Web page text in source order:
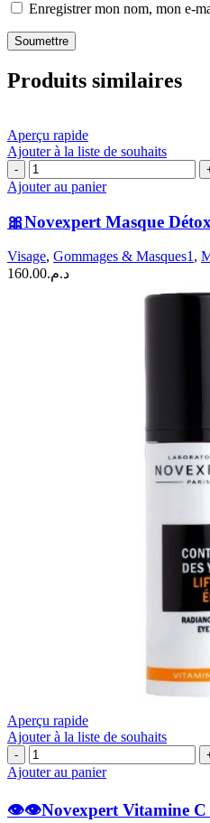
Enregistrer mon nom, mon e-
Produits similaires
Aperçu rapide
Ajouter à la liste de souhaits
quantité
de
Novexpert
Masque
Détox
Crème
Argile
Ajouter au panier
🎀Novexpert Masque
Visage, Gommages & Masques1 ,
د.م.160.00
Aperçu rapide
Ajouter à la liste de souhaits
quantité
de
👁️
Ajouter au panier
👁️👁️Novexpert Vitamine C